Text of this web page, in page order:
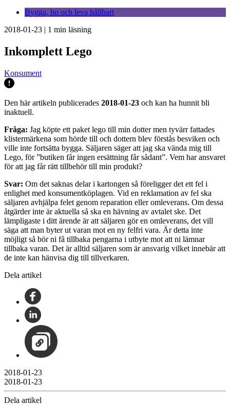
Bygga, bo och leva hållbart
2018-01-23 | 1 min läsning
Inkomplett Lego
Konsument
Den här artikeln publicerades 2018-01-23 och kan ha hunnit bli
inaktuell.
Fråga: Jag köpte ett paket lego till min dotter men tyvärr fattades
klistermärkena som hörde till och dottern blev förstås besviken och
ville inte fortsätta bygga. Säljaren säger att jag ska vända mig till
Lego, för ”butiken får ingen ersättning får sådant”. Vem har ansvaret
för att jag får rätt tillbehör till min produkt?
Svar: Om det saknas delar i kartongen så föreligger det ett fel i
enlighet med konsumentköplagen. Vid en reklamation av fel ska
säljaren avhjälpa felet genom reparation eller omleverans. Om dessa
åtgärder inte är aktuella så ska en hävning av avtalet ske. Det
lämpligaste i ditt ärende är att säljaren gör en omleverans, det vill
säga att man byter ut varan mot en ny felfri vara. Är detta inte
möjligt så bör ni få tillbaka pengarna i utbyte mot att ni lämnar
tillbaka varan. Det är alltid säljaren som är ansvarig vilket innebär att
de inte kan hänvisa dig till tillverkaren.
Dela artikel
2018-01-23
2018-01-23
Dela artikel